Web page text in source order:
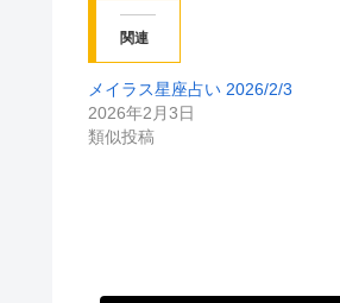
関連
メイラス星座占い 2026/2/3
2026年2月3日
類似投稿